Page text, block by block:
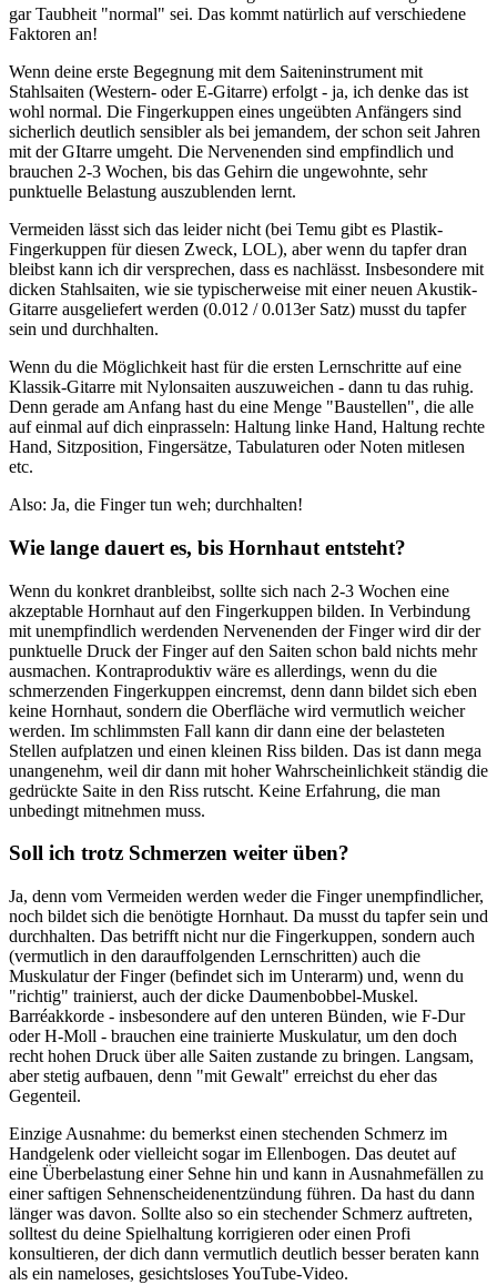
gar Taubheit "normal" sei. Das kommt natürlich auf verschiedene
Faktoren an!
Wenn deine erste Begegnung mit dem Saiteninstrument mit
Stahlsaiten (Western- oder E-Gitarre) erfolgt - ja, ich denke das ist
wohl normal. Die Fingerkuppen eines ungeübten Anfängers sind
sicherlich deutlich sensibler als bei jemandem, der schon seit Jahren
mit der GItarre umgeht. Die Nervenenden sind empfindlich und
brauchen 2-3 Wochen, bis das Gehirn die ungewohnte, sehr
punktuelle Belastung auszublenden lernt.
Vermeiden lässt sich das leider nicht (bei Temu gibt es Plastik-
Fingerkuppen für diesen Zweck, LOL), aber wenn du tapfer dran
bleibst kann ich dir versprechen, dass es nachlässt. Insbesondere mit
dicken Stahlsaiten, wie sie typischerweise mit einer neuen Akustik-
Gitarre ausgeliefert werden (0.012 / 0.013er Satz) musst du tapfer
sein und durchhalten.
Wenn du die Möglichkeit hast für die ersten Lernschritte auf eine
Klassik-Gitarre mit Nylonsaiten auszuweichen - dann tu das ruhig.
Denn gerade am Anfang hast du eine Menge "Baustellen", die alle
auf einmal auf dich einprasseln: Haltung linke Hand, Haltung rechte
Hand, Sitzposition, Fingersätze, Tabulaturen oder Noten mitlesen
etc.
Also: Ja, die Finger tun weh; durchhalten!
Wie lange dauert es, bis Hornhaut entsteht?
Wenn du konkret dranbleibst, sollte sich nach 2-3 Wochen eine
akzeptable Hornhaut auf den Fingerkuppen bilden. In Verbindung
mit unempfindlich werdenden Nervenenden der Finger wird dir der
punktuelle Druck der Finger auf den Saiten schon bald nichts mehr
ausmachen. Kontraproduktiv wäre es allerdings, wenn du die
schmerzenden Fingerkuppen eincremst, denn dann bildet sich eben
keine Hornhaut, sondern die Oberfläche wird vermutlich weicher
werden. Im schlimmsten Fall kann dir dann eine der belasteten
Stellen aufplatzen und einen kleinen Riss bilden. Das ist dann mega
unangenehm, weil dir dann mit hoher Wahrscheinlichkeit ständig die
gedrückte Saite in den Riss rutscht. Keine Erfahrung, die man
unbedingt mitnehmen muss.
Soll ich trotz Schmerzen weiter üben?
Ja, denn vom Vermeiden werden weder die Finger unempfindlicher,
noch bildet sich die benötigte Hornhaut. Da musst du tapfer sein und
durchhalten. Das betrifft nicht nur die Fingerkuppen, sondern auch
(vermutlich in den darauffolgenden Lernschritten) auch die
Muskulatur der Finger (befindet sich im Unterarm) und, wenn du
"richtig" trainierst, auch der dicke Daumenbobbel-Muskel.
Barréakkorde - insbesondere auf den unteren Bünden, wie F-Dur
oder H-Moll - brauchen eine trainierte Muskulatur, um den doch
recht hohen Druck über alle Saiten zustande zu bringen. Langsam,
aber stetig aufbauen, denn "mit Gewalt" erreichst du eher das
Gegenteil.
Einzige Ausnahme: du bemerkst einen stechenden Schmerz im
Handgelenk oder vielleicht sogar im Ellenbogen. Das deutet auf
eine Überbelastung einer Sehne hin und kann in Ausnahmefällen zu
einer saftigen Sehnenscheidenentzündung führen. Da hast du dann
länger was davon. Sollte also so ein stechender Schmerz auftreten,
solltest du deine Spielhaltung korrigieren oder einen Profi
konsultieren, der dich dann vermutlich deutlich besser beraten kann
als ein nameloses, gesichtsloses YouTube-Video.